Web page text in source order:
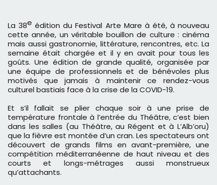
La 38e édition du Festival Arte Mare à été, à nouveau
cette année, un véritable bouillon de culture : cinéma
mais aussi gastronomie, littérature, rencontres, etc. La
semaine était chargée et il y en avait pour tous les
goûts. Une édition de grande qualité, organisée par
une équipe de professionnels et de bénévoles plus
motivés que jamais à maintenir ce rendez-vous
culturel bastiais face à la crise de la COVID-19.
Et s’il fallait se plier chaque soir à une prise de
température frontale à l’entrée du Théâtre, c’est bien
dans les salles (au Théâtre, au Régent et à L’Alb’oru)
que la fièvre est montée d’un cran. Les spectateurs ont
découvert de grands films en avant-première, une
compétition méditerranéenne de haut niveau et des
courts et longs-métrages aussi monstrueux
qu’attachants.